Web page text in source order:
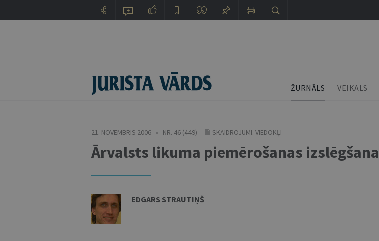
ŽURNĀLS VEIKALS
21. NOVEMBRIS 2006 • NR. 46 (449) SKAIDROJUMI. VIEDOKĻI
Ārvalsts likuma piemērošanas izslēgšana
EDGARS STRAUTIŅŠ